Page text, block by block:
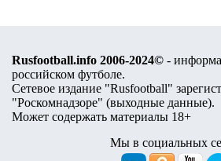
Rusfootball.info 2006-2024© -
российском футболе.
Сетевое издание "Rusfootball"
"Роскомнадзоре" (выходные данные).
Может содержать материалы 18+
Мы в социальных